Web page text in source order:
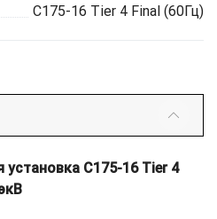
C175-16 Tier 4 Final (60Гц)
установка C175-16 Tier 4